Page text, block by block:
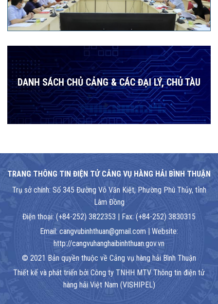
DANH SÁCH CHỦ CẢNG & CÁC ĐẠI LÝ, CHỦ TÀU
TRANG THÔNG TIN ĐIỆN TỬ CẢNG VỤ HÀNG HẢI BÌNH THUẬN
Trụ sở chính: Số 345 Đường Võ Văn Kiệt, Phường Phú Thủy, tỉnh
Lâm Đồng
Điện thoại: (+84-252) 3822353 | Fax: (+84-252) 3830315
Email: cangvubinhthuan@gmail.com | Website:
http://cangvuhanghaibinhthuan.gov.vn
© 2021 Bản quyền thuộc về Cảng vụ hàng hải Bình Thuận
Thiết kế và phát triển bởi Công ty TNHH MTV Thông tin điện tử
hàng hải Việt Nam (VISHIPEL)